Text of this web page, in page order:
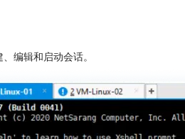
编辑和启动会话。